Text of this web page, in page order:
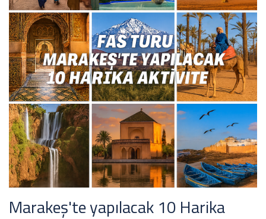
Marakeş'te yapılacak 10 Harika